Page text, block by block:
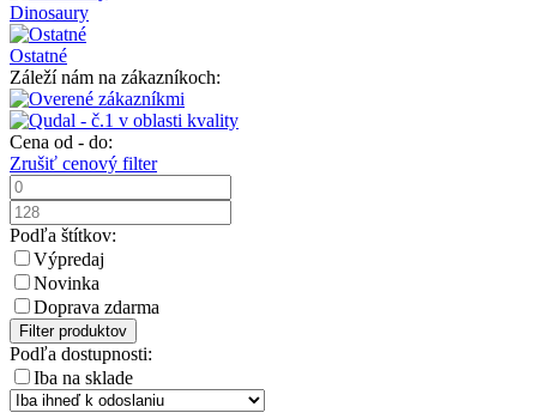
Dinosaury
Ostatné
Záleží nám na zákazníkoch:
Cena od - do:
Zrušiť cenový filter
Podľa štítkov:
Výpredaj
Novinka
Doprava zdarma
Filter produktov
Podľa dostupnosti:
Iba na sklade